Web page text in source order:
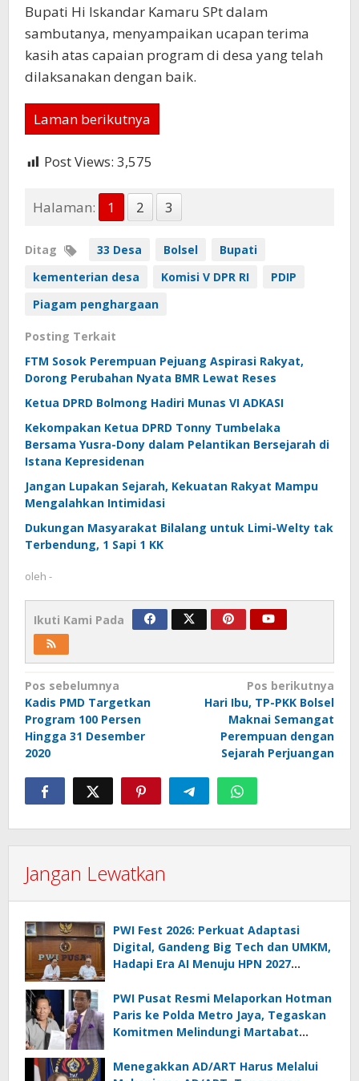
Bupati Hi Iskandar Kamaru SPt dalam
sambutanya, menyampaikan ucapan terima
kasih atas capaian program di desa yang telah
dilaksanakan dengan baik.
Laman berikutnya
Post Views: 3,575
Halaman: 1 2 3
Ditag 33 Desa Bolsel
Bupati
kementerian desa
Komisi V DPR RI
PDIP
Piagam penghargaan
Posting Terkait
FTM Sosok Perempuan Pejuang Aspirasi Rakyat,
Dorong Perubahan Nyata BMR Lewat Reses
Ketua DPRD Bolmong Hadiri Munas VI ADKASI
Kekompakan Ketua DPRD Tonny Tumbelaka
Bersama Yusra-Dony dalam Pelantikan Bersejarah di
Istana Kepresidenan
Jangan Lupakan Sejarah, Kekuatan Rakyat Mampu
Mengalahkan Intimidasi
Dukungan Masyarakat Bilalang untuk Limi-Welty tak
Terbendung, 1 Sapi 1 KK
oleh -
Ikuti Kami Pada
Navigasi
pos
Pos sebelumnya
Kadis PMD Targetkan
Program 100 Persen
Hingga 31 Desember
2020
Pos berikutnya
Hari Ibu, TP-PKK Bolsel
Maknai Semangat
Perempuan dengan
Sejarah Perjuangan
Jangan Lewatkan
PWI Fest 2026: Perkuat Adaptasi
Digital, Gandeng Big Tech dan UMKM,
Hadapi Era AI Menuju HPN 2027
PWI Pusat Resmi Melaporkan Hotman
Paris ke Polda Metro Jaya, Tegaskan
Komitmen Melindungi Martabat
Menegakkan AD/ART Harus Melalui